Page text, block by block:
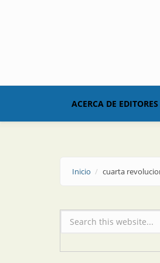
ACERCA DE EDITORES
Inicio cuarta
Formulario de